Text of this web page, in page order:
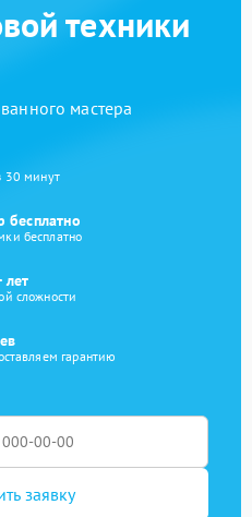
техники
мастера
30 минут
бесплатно
бесплатно
лет
сложности
гарантию
заявку